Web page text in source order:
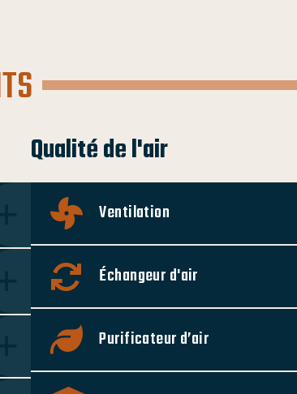
Qualité de l'air
Ventilation
Échangeur d'air
Purificateur d’air